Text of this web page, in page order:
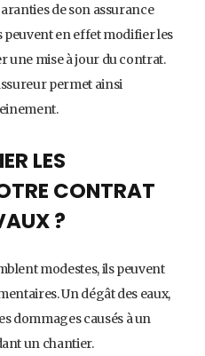
de son assurance
en effet modifier les
une mise à jour du contrat.
permet ainsi
LES
CONTRAT
?
modestes, ils peuvent
Un dégât des eaux,
dommages causés à un
un chantier.